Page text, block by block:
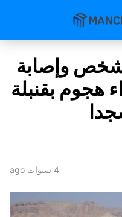
وإصابة
هجوم بقنبلة
4 سنوات ago